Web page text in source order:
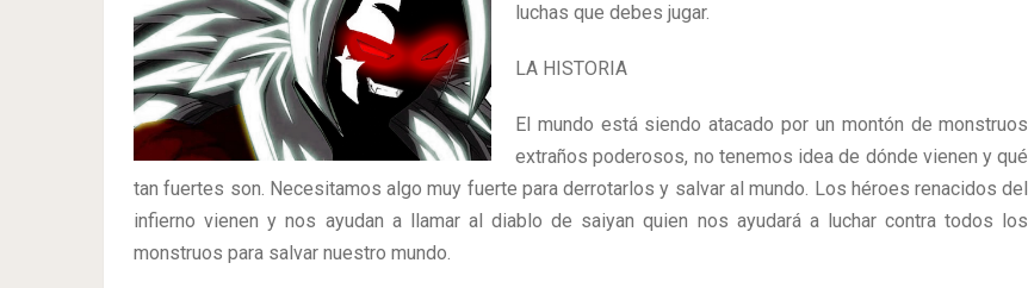
luchas que debes jugar.
LA HISTORIA
El mundo está siendo atacado por un montón de monstruos
extraños poderosos, no tenemos idea de dónde vienen y qué
tan fuertes son. Necesitamos algo muy fuerte para derrotarlos y salvar al mundo. Los héroes renacidos del
infierno vienen y nos ayudan a llamar al diablo de saiyan quien nos ayudará a luchar contra todos los
monstruos para salvar nuestro mundo.